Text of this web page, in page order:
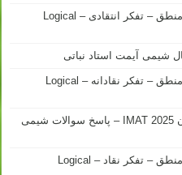
نمونه سوالات آیمت ایتالیا – استدلال و منطق – تفکر انتقادی – Logical
شیمی آیمت استاد نباتی
نمونه سوالات آیمت ایتالیا – استدلال و منطق – تفکر نقادانه – Logical
پاسخ سوالات آیمت ۲۰۲۵ ایتالیا – آزمون IMAT 2025 – پاسخ سوالات شیمی
نمونه سوالات آیمت ایتالیا – استدلال و منطق – تفکر نقاد – Logical